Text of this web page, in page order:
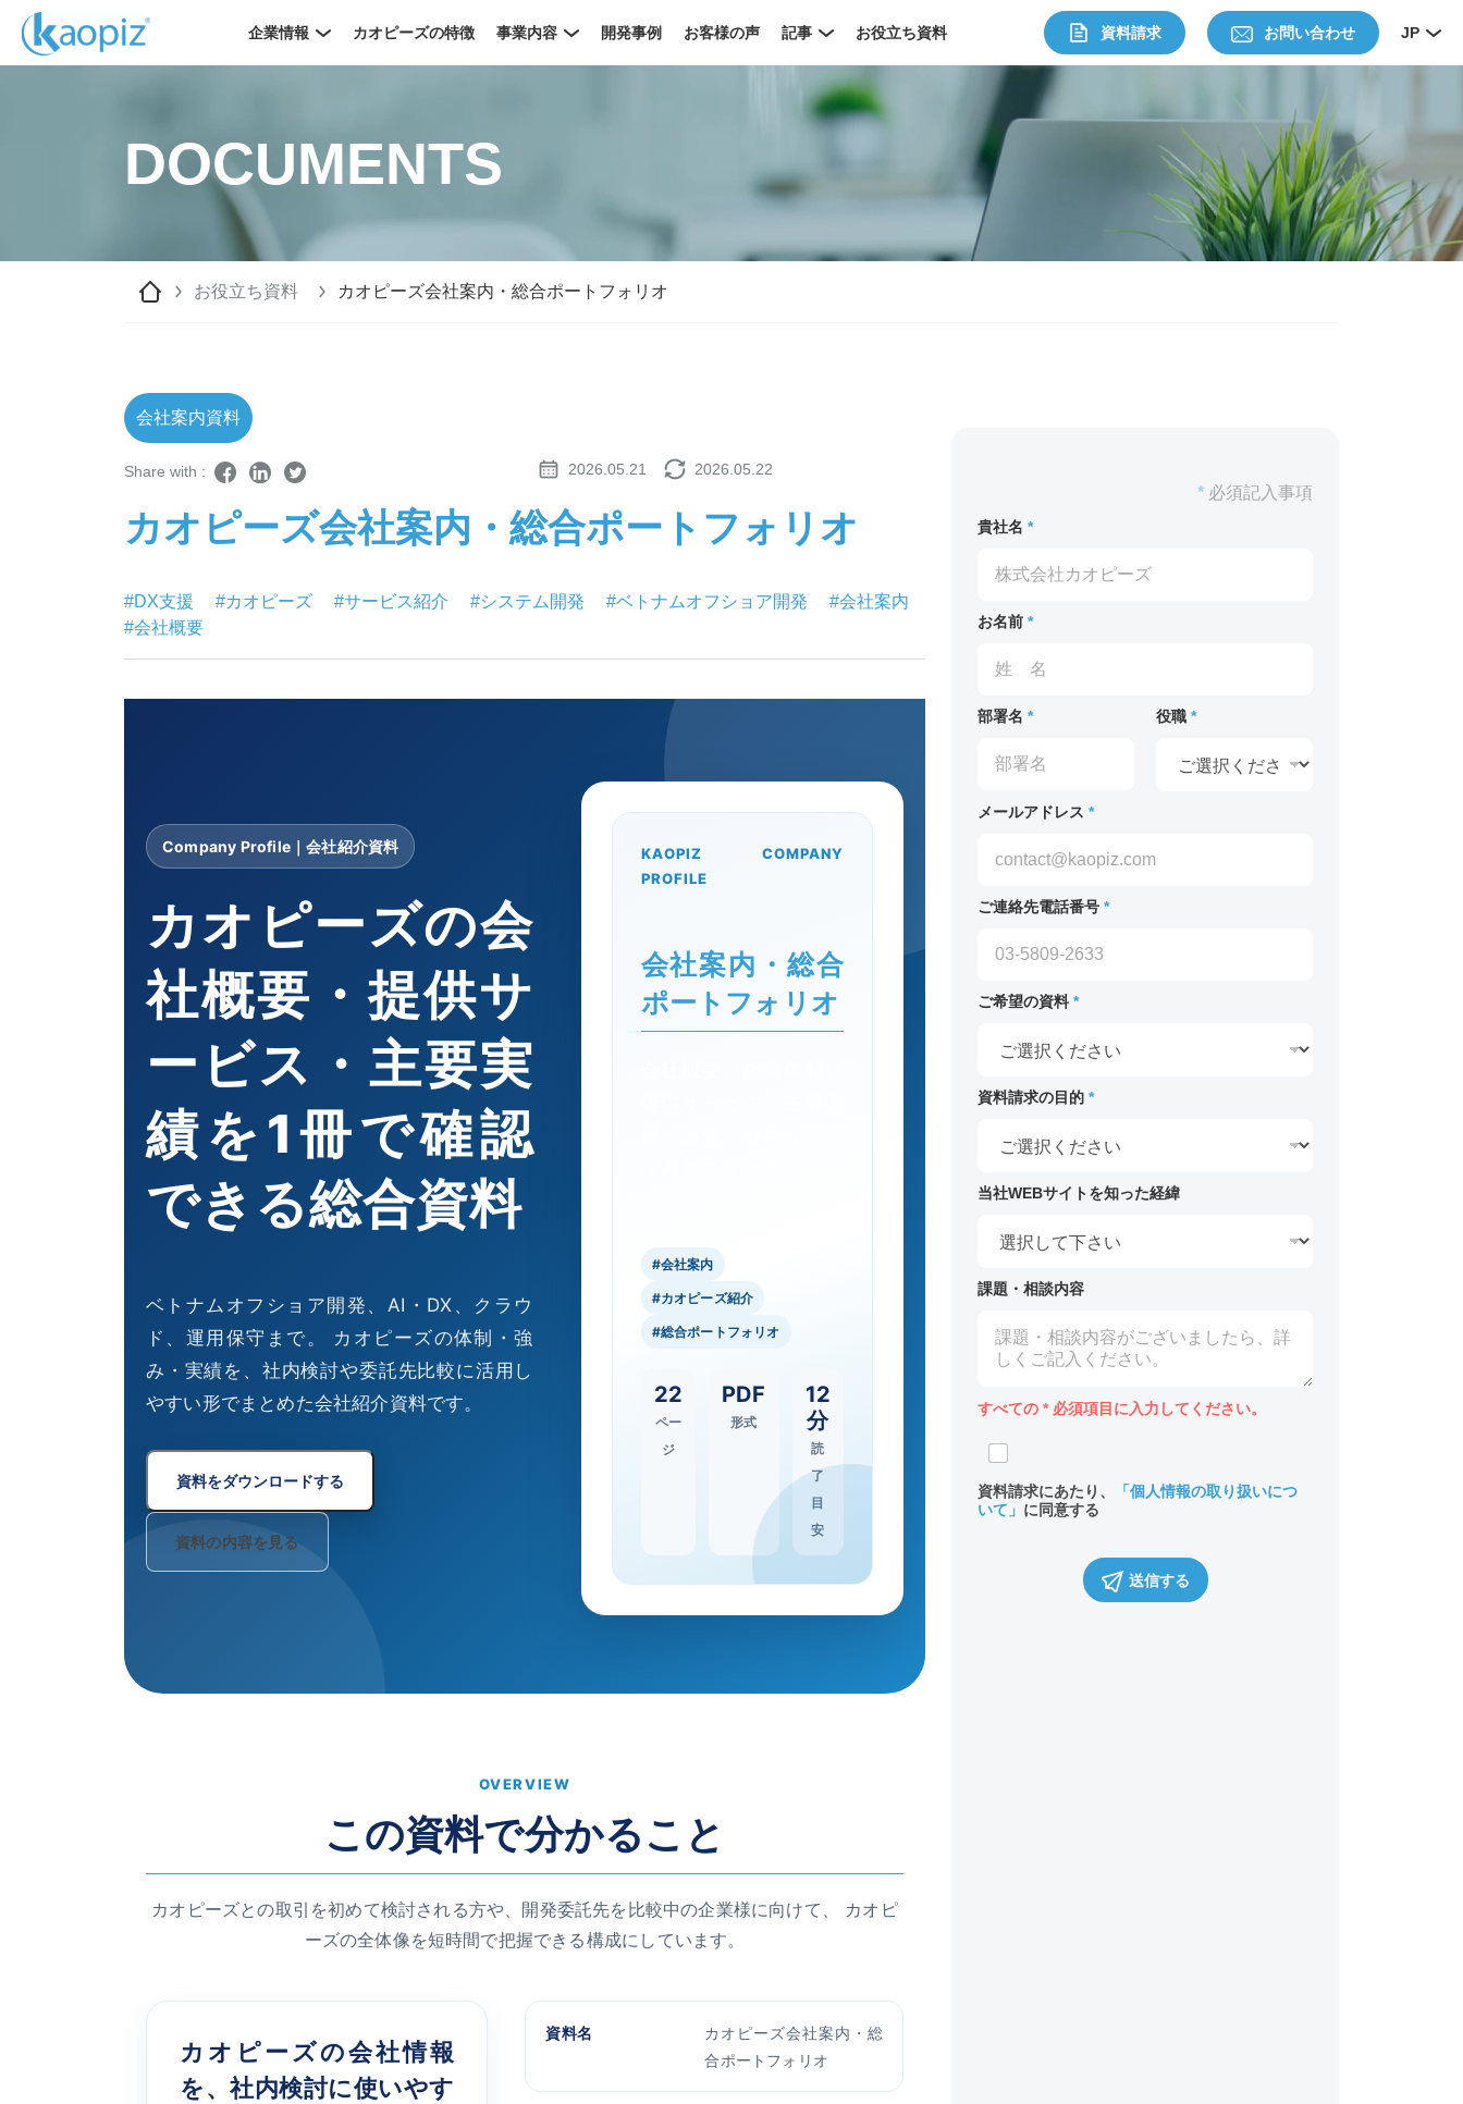
企業情報 カオピーズの特徴 事業内容 開発事例 お客様の声 記事 お役立ち資料 JP
資料請求 お問い合わせ
DOCUMENTS
お役立ち資料 カオピーズ会社案内・総合ポートフォリオ
会社案内資料
Share with : 2026.05.21 2026.05.22
カオピーズ会社案内・総合ポートフォリオ
#DX支援 #カオピーズ #サービス紹介 #システム開発 #ベトナムオフショア開発
#会社案内
#会社概要
Company Profile｜会社紹介資料
カオピーズの会
社概要・提供サ
ービス・主要実
績を1冊で確認
できる総合資料
ベトナムオフショア開発、AI・DX、クラウ
ド、運用保守まで。 カオピーズの体制・強
み・実績を、社内検討や委託先比較に活用し
やすい形でまとめた会社紹介資料です。
資料をダウンロードする
資料の内容を見る
KAOPIZ COMPANY
PROFILE
会社案内・総合
ポートフォリオ
#会社案内
#カオピーズ紹介
#総合ポートフォリオ
22
ペー
ジ
PDF
形式
12
分
読
了
目
安
OVERVIEW
この資料で分かること
カオピーズとの取引を初めて検討される方や、開発委託先を比較中の企業様に向けて、 カオピ
ーズの全体像を短時間で把握できる構成にしています。
カオピーズの会社情報
を、社内検討に使いやす
資料名
カオピーズ会社案内・総
合ポートフォリオ
* 必須記入事項
貴社名 *
お名前 *
部署名 * 役職 *
メールアドレス *
ご連絡先電話番号 *
ご希望の資料 *
資料請求の目的 *
当社WEBサイトを知った経緯
課題・相談内容
すべての *必須項目に入力してください。
資料請求にあたり、
「個人情報の取り扱いにつ
いて」 に同意する
送信する